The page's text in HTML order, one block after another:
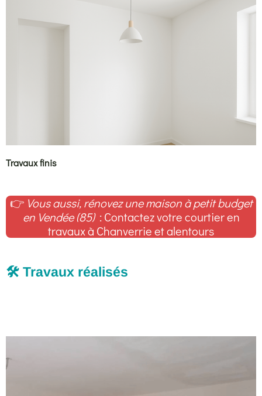
Travaux finis
👉 Vous aussi, rénovez une maison à petit budget
en Vendée (85) : Contactez votre courtier en
travaux à Chanverrie et alentours
🛠️ Travaux réalisés